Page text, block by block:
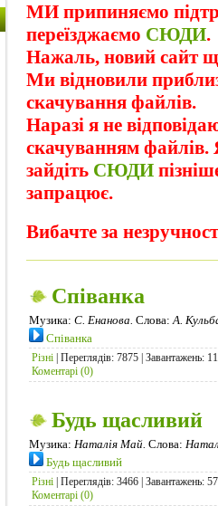
МИ припиняємо
переїзджаємо СЮДИ.
Нажаль, новий сайт
Ми відновили
скачування файлів.
Наразі я не
скачуванням файлів.
зайдіть СЮДИ
запрацює.
Вибачте за
Співанка
Музика: С. Енанова. Слова:А.
Співанка
Різні | Переглядів: 7875 | Завантажень:
Коментарі (0)
Будь щасливий
Музика: Наталія Май. Слова:
Будь щасливий
Різні | Переглядів: 3466 | Завантажень:
Коментарі (0)